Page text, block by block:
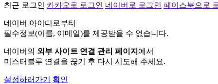
최근 로그인 카카오로 로그인 네이버로 로그인 페이스북으로
네이버 아이디로부터
필수정보(이름, 이메일)를 제공받을 수 없습니다.
네이버의 외부 사이트 연결 관리 페이지 에서
미스터블루 연결을 끊기 후 다시 시도해 주세요.
설정하러가기 확인